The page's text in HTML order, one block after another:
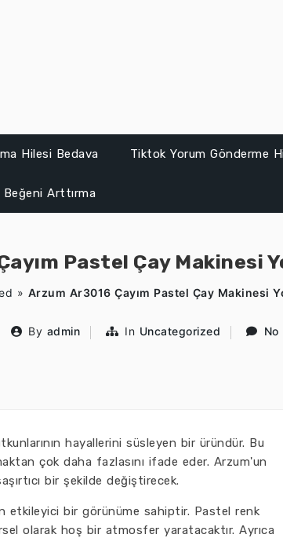
Hilesi Bedava Tiktok Yorum Gönderme
Arttırma
Pastel Çay Makinesi
» Arzum Ar3016 Çayım Pastel Çay Makinesi
By admin In Uncategorized No
hayallerini süsleyen bir üründür. Bu
çok daha fazlasını ifade eder. Arzum'un
bir şekilde değiştirecek.
etkileyici bir görünüme sahiptir. Pastel renk
olarak hoş bir atmosfer yaratacaktır. Ayrıca